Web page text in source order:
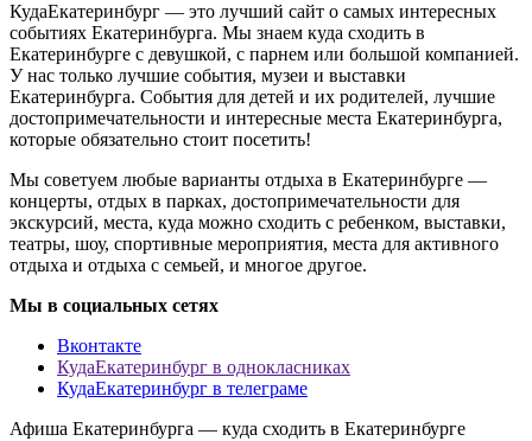
КудаЕкатеринбург — это лучший сайт о самых интересных
событиях Екатеринбурга. Мы знаем куда сходить в
Екатеринбурге с девушкой, с парнем или большой компанией.
У нас только лучшие события, музеи и выставки
Екатеринбурга. События для детей и их родителей, лучшие
достопримечательности и интересные места Екатеринбурга,
которые обязательно стоит посетить!
Мы советуем любые варианты отдыха в Екатеринбурге —
концерты, отдых в парках, достопримечательности для
экскурсий, места, куда можно сходить с ребенком, выставки,
театры, шоу, спортивные мероприятия, места для активного
отдыха и отдыха с семьей, и многое другое.
Мы в социальных сетях
Вконтакте
КудаЕкатеринбург в однокласниках
КудаЕкатеринбург в телеграме
Афиша Екатеринбурга — куда сходить в Екатеринбурге